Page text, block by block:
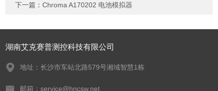
下一篇：Chroma A170202 电池模拟器
湖南艾克赛普测控科技有限公司
地址：长沙市车站北路579号湘域智慧1栋
邮箱：service@hncsw.net